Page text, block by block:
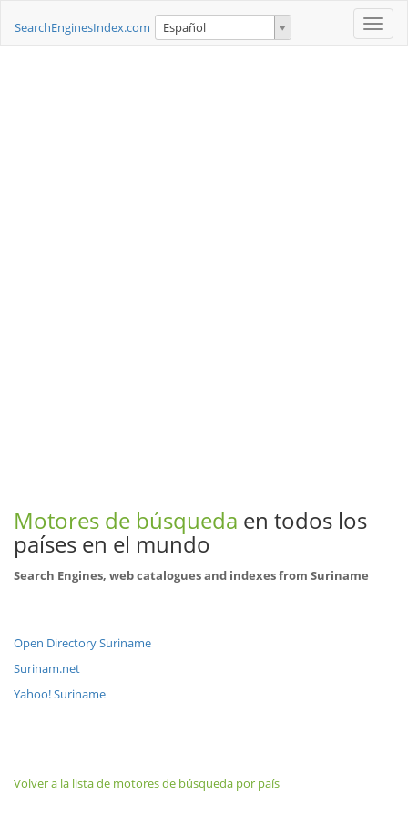
Toggle
SearchEnginesIndex.com Español
Motores de búsqueda en todos los
países en el mundo
Search Engines, web catalogues and indexes from Suriname
Open Directory Suriname
Surinam.net
Yahoo! Suriname
Volver a la lista de motores de búsqueda por país